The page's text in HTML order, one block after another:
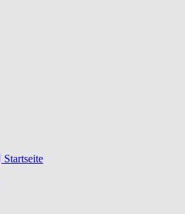
Startseite